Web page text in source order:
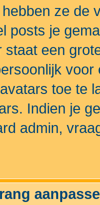
ze de
posts je
een
toe te
Indien je
admin,